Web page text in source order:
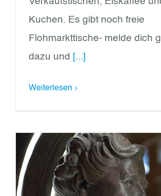
Kuchen. Es gibt noch freie
Flohmarkttische- melde dich
dazu und [...]
Weiterlesen